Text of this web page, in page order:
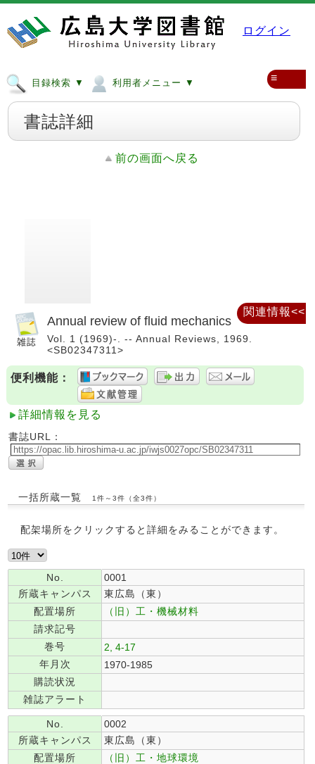
ログイン
目録検索 ▼ 利用者メニュー ▼ ≡
書誌詳細
前の画面へ戻る
Annual review of fluid mechanics
Vol. 1 (1969)-. -- Annual Reviews, 1969.
<SB02347311>
便利機能：
詳細情報を見る
書誌URL：
一括所蔵一覧 1件～3件（全3件）
配架場所をクリックすると詳細をみることができます。
No.
0001
所蔵キャンパス
東広島（東）
配置場所
（旧）工・機械材料
請求記号
巻号
2, 4-17
年月次
1970-1985
購読状況
雑誌アラート
No.
0002
所蔵キャンパス
東広島（東）
配置場所
（旧）工・地球環境
関連情報<<